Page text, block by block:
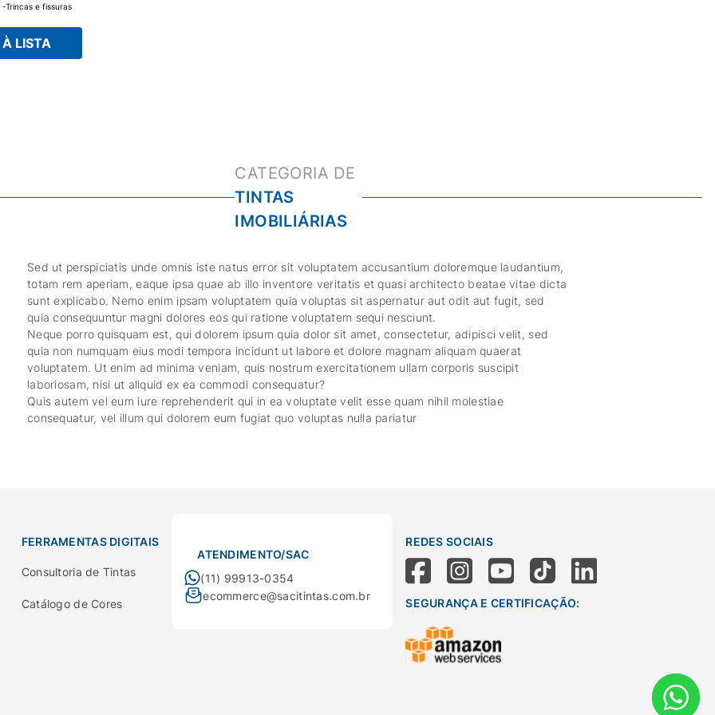
Trincas e fissuras
Junta entre
aplicação.
LISTA
TINTAS
IMOBILIÁRIAS
Sed ut perspiciatis unde omnis iste natus error sit voluptatem accusantium doloremque laudantium,
totam rem aperiam, eaque ipsa quae ab illo inventore veritatis et quasi architecto beatae vitae dicta
sunt explicabo. Nemo enim ipsam voluptatem quia voluptas sit aspernatur aut odit aut fugit, sed
quia consequuntur magni dolores eos qui ratione voluptatem sequi nesciunt.
Neque porro quisquam est, qui dolorem ipsum quia dolor sit amet, consectetur, adipisci velit, sed
quia non numquam eius modi tempora incidunt ut labore et dolore magnam aliquam quaerat
voluptatem. Ut enim ad minima veniam, quis nostrum exercitationem ullam corporis suscipit
laboriosam, nisi ut aliquid ex ea commodi consequatur?
Quis autem vel eum iure reprehenderit qui in ea voluptate velit esse quam nihil molestiae
consequatur, vel illum qui dolorem eum fugiat quo voluptas nulla pariatur
FERRAMENTAS DIGITAIS
Consultoria de Tintas
Catálogo de Cores
ATENDIMENTO/SAC
(11) 99913-0354
ecommerce@sacitintas.com.br
REDES SOCIAIS
SEGURANÇA E CERTIFICAÇÃO: